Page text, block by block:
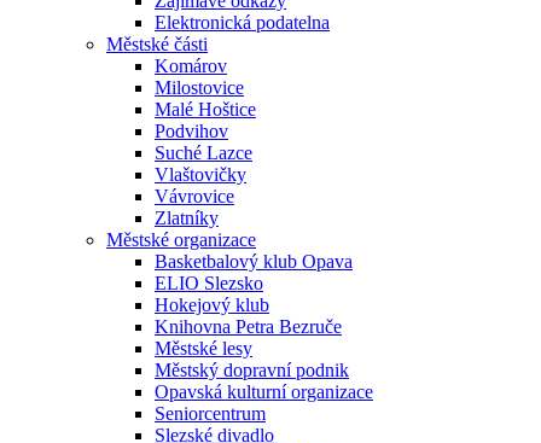
Elektronická podatelna
Městské části
Komárov
Milostovice
Malé Hoštice
Podvihov
Suché Lazce
Vlaštovičky
Vávrovice
Zlatníky
Městské organizace
Basketbalový klub Opava
ELIO Slezsko
Hokejový klub
Knihovna Petra Bezruče
Městské lesy
Městský dopravní podnik
Opavská kulturní organizace
Seniorcentrum
Slezské divadlo